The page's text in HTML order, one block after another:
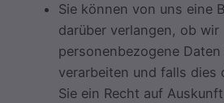
Sie können von uns eine
darüber verlangen, ob wir
personenbezogene Daten
verarbeiten und falls dies
Sie ein Recht auf